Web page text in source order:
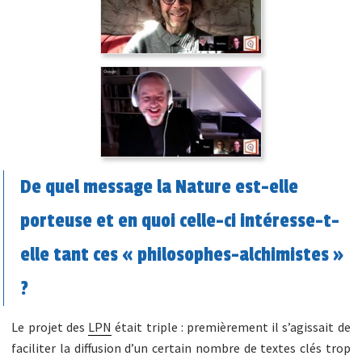
De quel message la Nature est-elle
porteuse et en quoi celle-ci intéresse-t-
elle tant ces « philosophes-alchimistes »
?
Le projet des LPN était triple : premièrement il s’agissait de
faciliter la diffusion d’un certain nombre de textes clés trop